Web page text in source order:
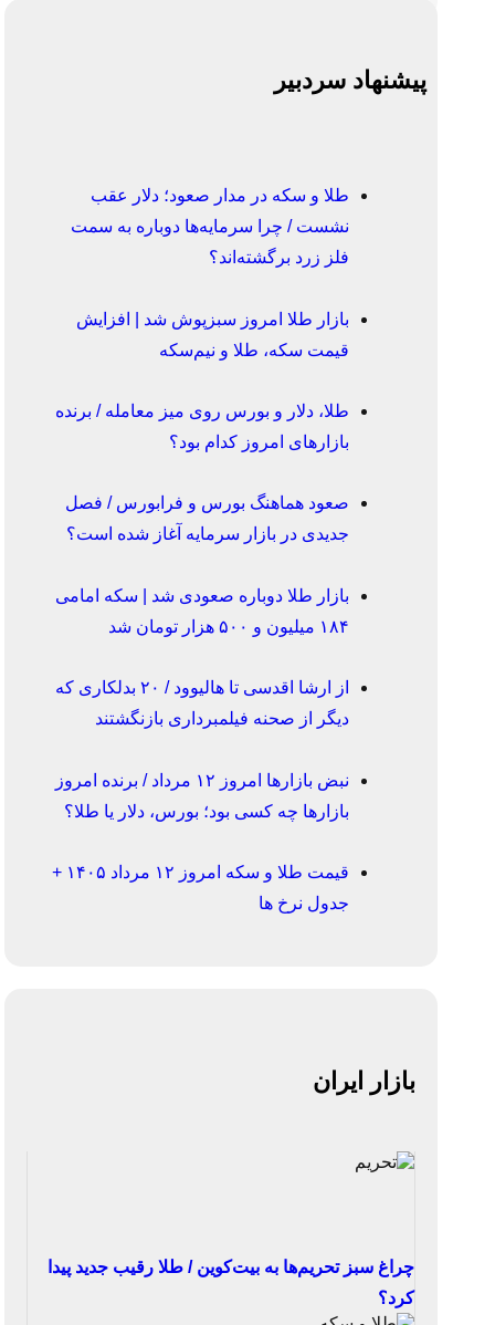
پیشنهاد سردبیر
طلا و سکه در مدار صعود؛ دلار عقب
نشست / چرا سرمایه‌ها دوباره به سمت
فلز زرد برگشته‌اند؟
بازار طلا امروز سبزپوش شد | افزایش
قیمت سکه، طلا و نیم‌سکه
طلا، دلار و بورس روی میز معامله / برنده
بازارهای امروز کدام بود؟
صعود هماهنگ بورس و فرابورس / فصل
جدیدی در بازار سرمایه آغاز شده است؟
بازار طلا دوباره صعودی شد | سکه امامی
از ارشا اقدسی تا هالیوود / ۲۰ بدلکاری که
دیگر از صحنه فیلمبرداری بازنگشتند
نبض بازارها امروز ۱۲ مرداد / برنده امروز
بازارها چه کسی بود؛ بورس، دلار یا طلا؟
قیمت طلا و سکه امروز ۱۲ مرداد ۱۴۰۵ +
جدول نرخ ها
بازار ایران
چراغ سبز تحریم‌ها به بیت‌کوین / طلا رقیب جدید پیدا
کرد؟